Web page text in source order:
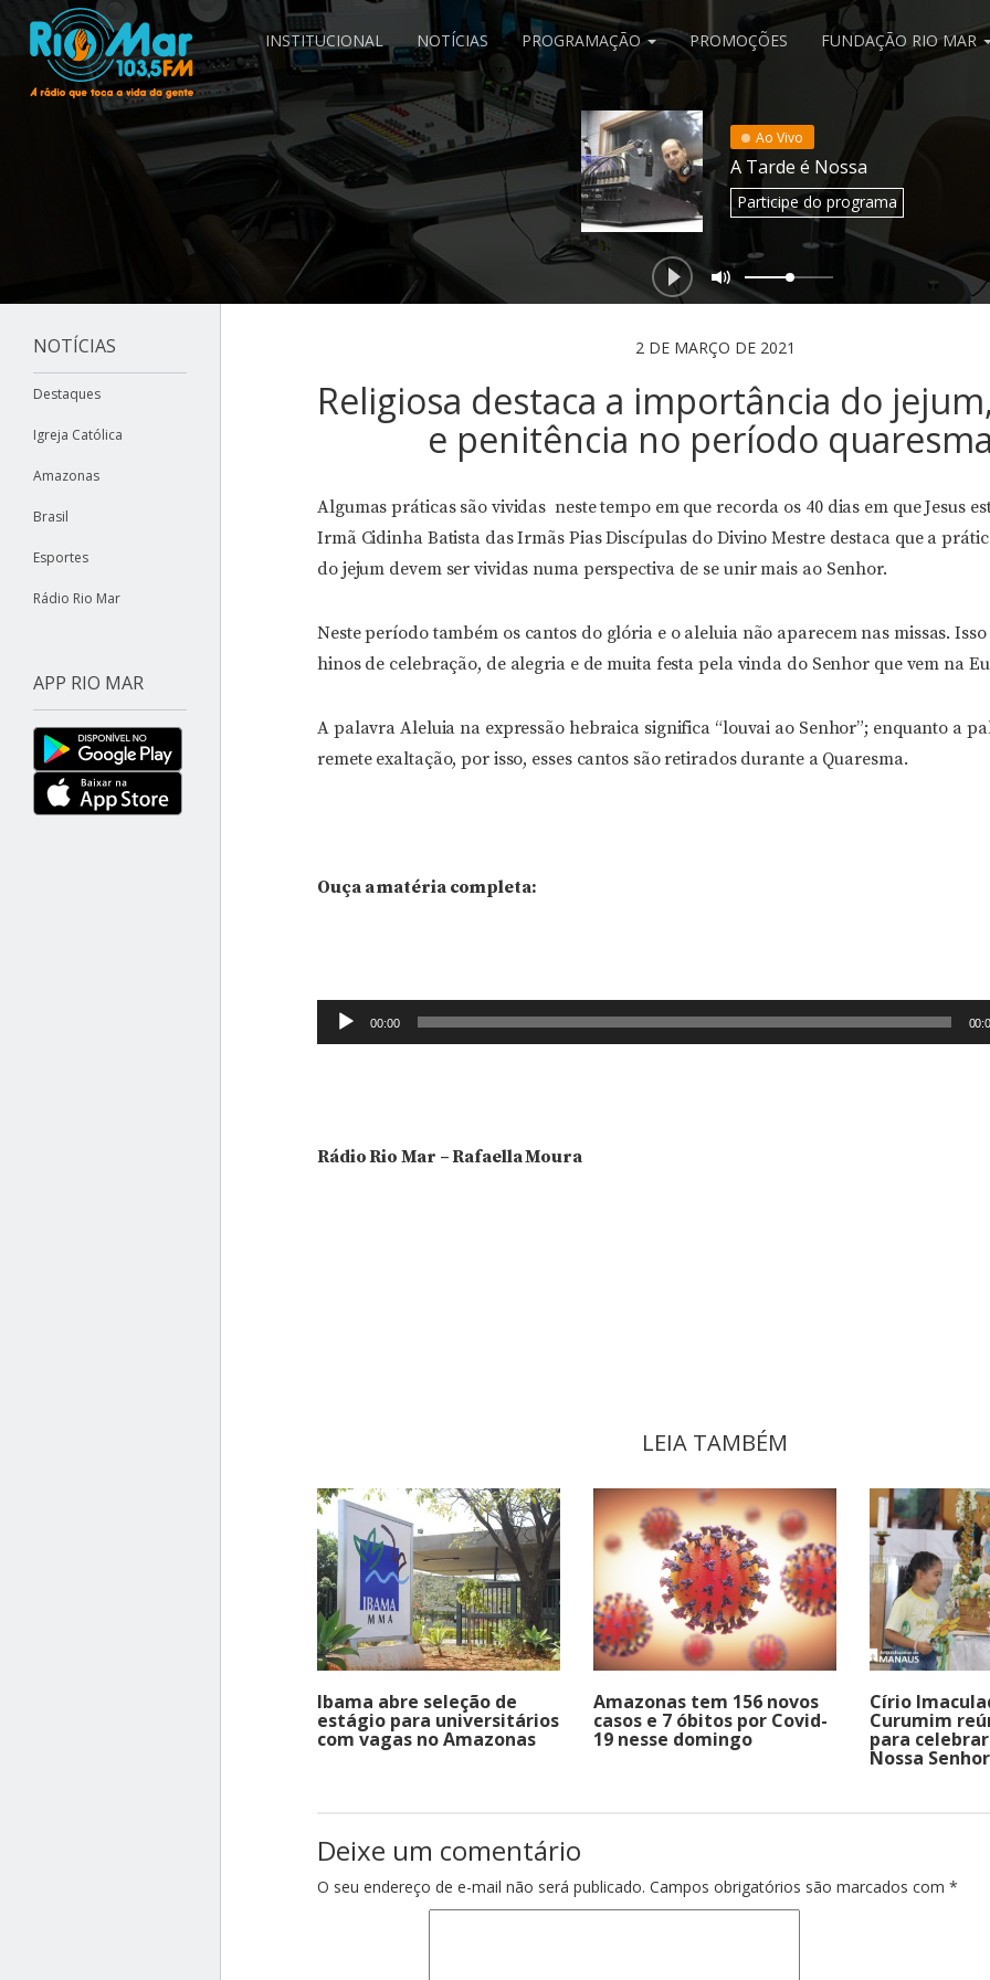
INSTITUCIONAL NOTÍCIAS PROGRAMAÇÃO PROMOÇÕES FUNDAÇÃO RIO MAR
Ao Vivo
A Tarde é Nossa
Participedo programa
NOTÍCIAS
Destaques
Igreja Católica
Amazonas
Brasil
Esportes
Rádio Rio Mar
APP RIO MAR
2 DE MARÇO DE 2021
Religiosa destaca a importância do
e penitência no período
Algumas práticas são vividas neste tempo em que recorda os 40 dias em que Jesus
Irmã Cidinha Batista das Irmãs Pias Discípulas do Divino Mestre destaca que a
do jejum devem ser vividas numa perspectiva de se unir mais ao Senhor.
Neste período também os cantos do glória e o aleluia não aparecem nas missas.
hinos de celebração, de alegria e de muita festa pela vinda do Senhor que vem na
A palavra Aleluia na expressão hebraica significa “louvai ao Senhor”; enquanto a
remete exaltação, por isso, esses cantos são retirados durante a Quaresma.
Ouça a matéria completa:
Tocador
de
00:00
Rádio Rio Mar – Rafaella Moura
LEIA TAMBÉM
Ibama abre seleção de
estágio para universitários
com vagas no Amazonas
Amazonas tem 156 novos
casos e 7 óbitos por Covid-
19 nesse domingo
Círio
Curumim
para
Nossa
Deixe um comentário
O seu endereço de e-mail não será publicado. Campos obrigatórios são marcados com *